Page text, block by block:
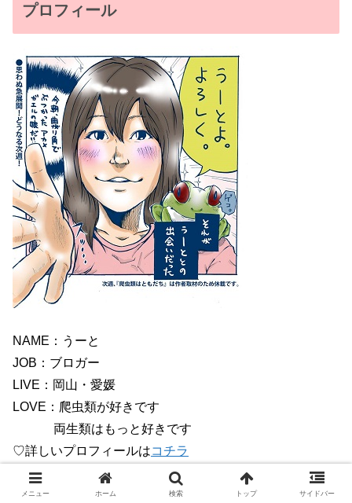
プロフィール
NAME：うーと
JOB：ブロガー
LIVE：岡山・愛媛
LOVE：爬虫類が好きです
両生類はもっと好きです
♡詳しいプロフィールはコチラ
メニュー ホーム 検索 トップ サイドバー